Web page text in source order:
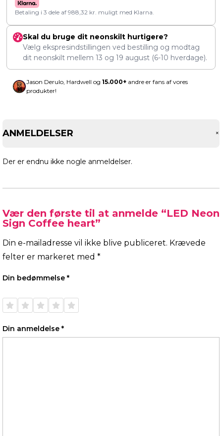
Betaling i 3 dele af 988,32 kr. muligt med Klarna.
Skal du bruge dit neonskilt hurtigere?
Vælg ekspresindstillingen ved bestilling og modtag
dit neonskilt mellem 13 og 19 august (6-10 hverdage).
Jason Derulo, Hardwell og 15.000+ andre er fans af vores
produkter!
ANMELDELSER +
Der er endnu ikke nogle anmeldelser.
Vær den første til at anmelde “LED Neon
Sign Coffee heart”
Din e-mailadresse vil ikke blive publiceret. Krævede
felter er markeret med *
Din bedømmelse *
Din anmeldelse *